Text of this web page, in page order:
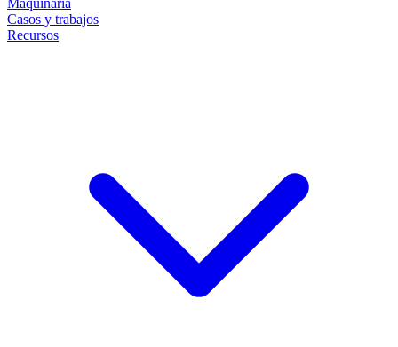
Maquinaria
Casos y trabajos
Recursos